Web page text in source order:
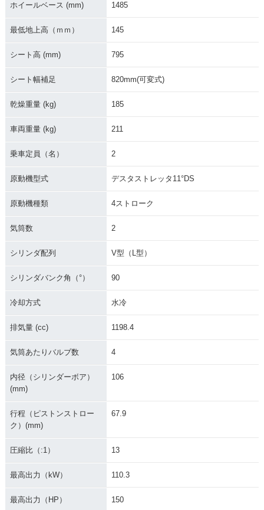
ホイールベース (mm) 1485
最低地上高（ｍｍ） 145
シート高 (mm) 795
シート幅補足 820mm(可変式)
乾燥重量 (kg) 185
車両重量 (kg) 211
乗車定員（名） 2
原動機型式 デスタストレッタ11°DS
原動機種類 4ストローク
気筒数 2
シリンダ配列 V型（L型）
シリンダバンク角（°） 90
冷却方式 水冷
排気量 (cc) 1198.4
気筒あたりバルブ数 4
内径（シリンダーボア）
(mm)
106
行程（ピストンストロー
ク）(mm)
67.9
圧縮比（:1） 13
最高出力（kW） 110.3
最高出力（HP） 150